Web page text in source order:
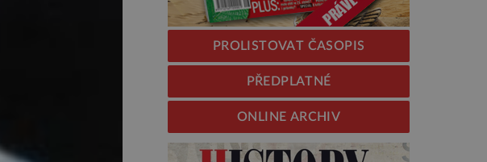
PROLISTOVAT ČASOPIS
PŘEDPLATNÉ
ONLINE ARCHIV